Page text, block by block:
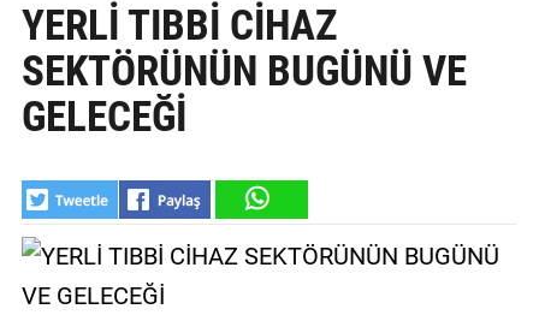
SPOR
YAŞAM
BELEDİYELER
SAĞLIK
SİYASET
YERLİ TIBBİ CİHAZ
SEKTÖRÜNÜN BUGÜNÜ VE
GELECEĞİ